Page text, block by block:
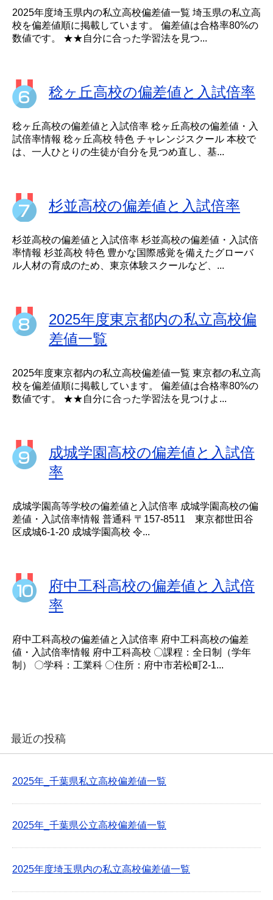
2025年度埼玉県内の私立高校偏差値一覧 埼玉県の私立高
校を偏差値順に掲載しています。 偏差値は合格率80%の
数値です。 ★★自分に合った学習法を見つ...
稔ヶ丘高校の偏差値と入試倍率
稔ヶ丘高校の偏差値と入試倍率 稔ヶ丘高校の偏差値・入
試倍率情報 稔ヶ丘高校 特色 チャレンジスクール 本校で
は、一人ひとりの生徒が自分を見つめ直し、基...
杉並高校の偏差値と入試倍率
杉並高校の偏差値と入試倍率 杉並高校の偏差値・入試倍
率情報 杉並高校 特色 豊かな国際感覚を備えたグローバ
ル人材の育成のため、東京体験スクールなど、...
2025年度東京都内の私立高校偏
差値一覧
2025年度東京都内の私立高校偏差値一覧 東京都の私立高
校を偏差値順に掲載しています。 偏差値は合格率80%の
数値です。 ★★自分に合った学習法を見つけよ...
成城学園高校の偏差値と入試倍
率
成城学園高等学校の偏差値と入試倍率 成城学園高校の偏
差値・入試倍率情報 普通科 〒157-8511 東京都世田谷
区成城6-1-20 成城学園高校 令...
府中工科高校の偏差値と入試倍
率
府中工科高校の偏差値と入試倍率 府中工科高校の偏差
値・入試倍率情報 府中工科高校 〇課程：全日制（学年
制） 〇学科：工業科 〇住所：府中市若松町2-1...
最近の投稿
2025年_千葉県私立高校偏差値一覧
2025年_千葉県公立高校偏差値一覧
2025年度埼玉県内の私立高校偏差値一覧